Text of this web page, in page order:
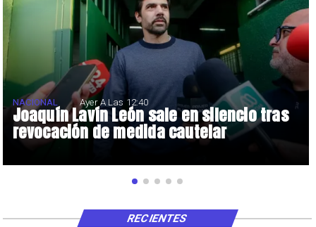
Joaquín Lavín León sale en silencio tras
revocación de medida cautelar
NACIONAL Ayer A Las 12:40
RECIENTES